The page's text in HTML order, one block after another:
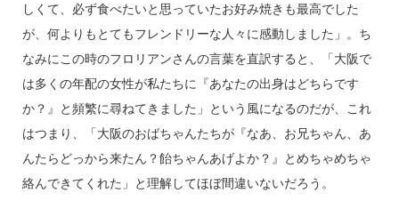
しくて、必ず食べたいと思っていたお好み焼きも最高でした
が、何よりもとてもフレンドリーな人々に感動しました」。ち
なみにこの時のフロリアンさんの言葉を直訳すると、「大阪で
は多くの年配の女性が私たちに『あなたの出身はどちらです
か？』と頻繁に尋ねてきました」という風になるのだが、これ
はつまり、「大阪のおばちゃんたちが『なあ、お兄ちゃん、あ
んたらどっから来たん？飴ちゃんあげよか？』とめちゃめちゃ
絡んできてくれた」と理解してほぼ間違いないだろう。